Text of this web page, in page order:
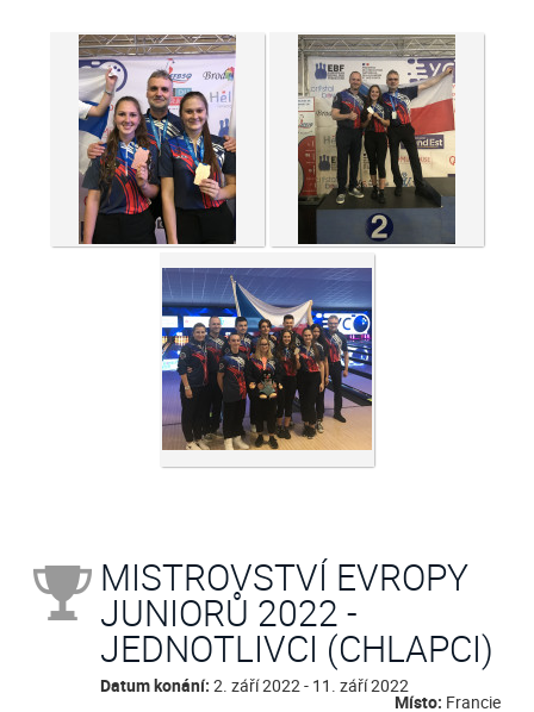
MISTROVSTVÍ EVROPY
JUNIORŮ 2022 -
JEDNOTLIVCI (CHLAPCI)
Datum konání: 2. září 2022 - 11. září 2022
Místo: Francie